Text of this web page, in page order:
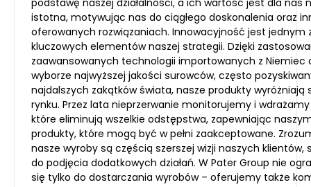
istotna, motywując nas do ciągłego doskonalenia oraz
oferowanych rozwiązaniach. Innowacyjność jest jednym
kluczowych elementów naszej strategii. Dzięki
zaawansowanych technologii importowanych z Niemiec
wyborze najwyższej jakości surowców, często
najdalszych zakątków świata, nasze produkty wyróżniają
rynku. Przez lata nieprzerwanie monitorujemy i
które eliminują wszelkie odstępstwa, zapewniając
produkty, które mogą być w pełni zaakceptowane.
nasze wyroby są częścią szerszej wizji naszych klientów,
do podjęcia dodatkowych działań. W Pater Group nie
się tylko do dostarczania wyrobów – oferujemy także